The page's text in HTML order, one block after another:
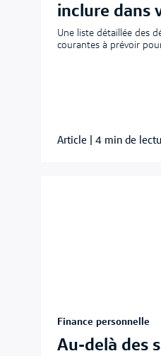
inclure dans
Une liste détaillée des
courantes à prévoir
Article 4 min de
Finance personnelle
Au-delà des